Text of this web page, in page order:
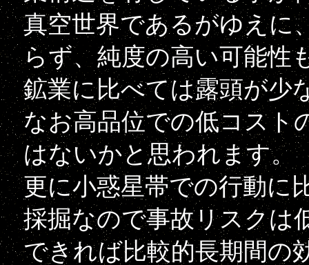
真空世界であるがゆえに
らず、純度の高い可能性
鉱業に比べては露頭が少
なお高品位での低コスト
はないかと思われます。
更に小惑星帯での行動に
採掘なので事故リスクは
できれば比較的長期間の